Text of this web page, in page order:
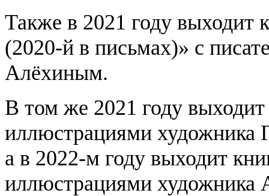
Также в 2021 году выходит
(2020-й в письмах)» с
Алёхиным.
В том же 2021 году выходит
иллюстрациями
а в 2022-м году выходит
иллюстрациями